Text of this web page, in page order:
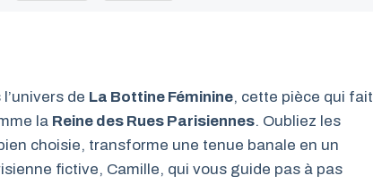
de La Bottine Féminine, cette pièce qui fait
la Reine des Rues Parisiennes. Oubliez les
choisie, transforme une tenue banale en un
fictive, Camille, qui vous guide pas à pas